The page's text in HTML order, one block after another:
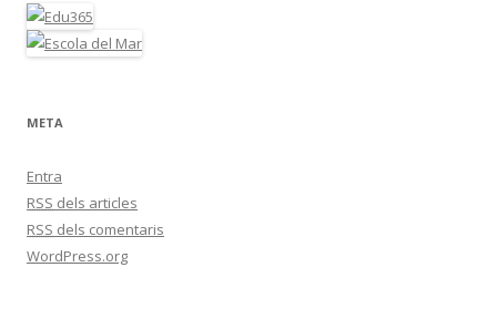
META
Entra
RSS dels articles
RSS dels comentaris
WordPress.org